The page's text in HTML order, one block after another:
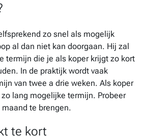
zo snel als mogelijk
al dan niet kan doorgaan. Hij zal
termijn die je als koper krijgt zo kort
In de praktijk wordt vaak
van twee a drie weken. Als koper
lang mogelijke termijn. Probeer
te brengen.
te kort